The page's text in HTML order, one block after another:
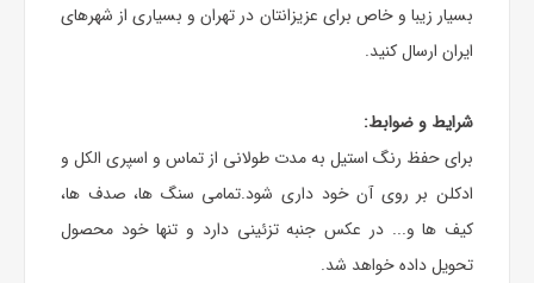
بسیار زیبا و خاص برای عزیزانتان در تهران و بسیاری از شهرهای
ایران ارسال کنید.
شرایط و ضوابط:
برای حفظ رنگ استیل به مدت طولانی از تماس و اسپری الکل و
ادکلن بر روی آن خود داری شود.تمامی سنگ ها، صدف ها،
کیف ها و... در عکس جنبه تزئینی دارد و تنها خود محصول
تحویل داده خواهد شد.